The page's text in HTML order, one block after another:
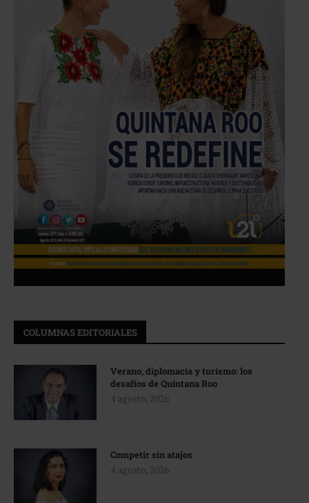
COLUMNAS EDITORIALES
Verano, diplomacia y turismo: los
desafíos de Quintana Roo
4 agosto, 2026
Competir sin atajos
4 agosto, 2026